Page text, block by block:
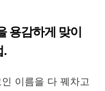
용감하게 맞이
.
이름을 다 꿰차고